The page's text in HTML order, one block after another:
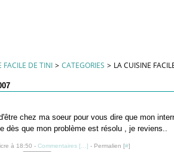
FACILE DE TINI > CATEGORIES > LA CUISINE
chez ma soeur pour vous dire que mon
dès que mon problème est résolu , je reviens..
à 18:50 - Commentaires [… ] - Permalien [#]